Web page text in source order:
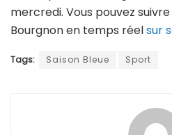
mercredi. Vous pouvez
Bourgnon en temps réelsur
Tags: Saison Bleue Sport